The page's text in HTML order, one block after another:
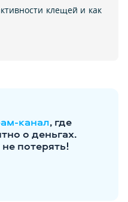
клещей и как
канал, где
о деньгах.
потерять!